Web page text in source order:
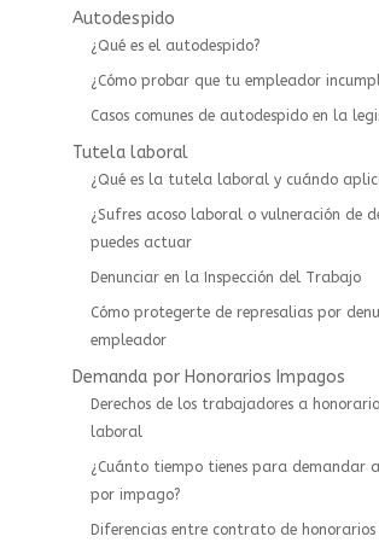
Autodespido
¿Qué es el autodespido?
¿Cómo probar que tu empleador
Casos comunes de autodespido en la
Tutela laboral
¿Qué es la tutela laboral y cuándo
¿Sufres acoso laboral o vulneración de
puedes actuar
⁠Denunciar en la Inspección del Trabajo
Cómo protegerte de represalias por
empleador
Demanda por Honorarios Impagos
Derechos de los trabajadores a
laboral
¿Cuánto tiempo tienes para demandar
por impago?
Diferencias entre contrato de